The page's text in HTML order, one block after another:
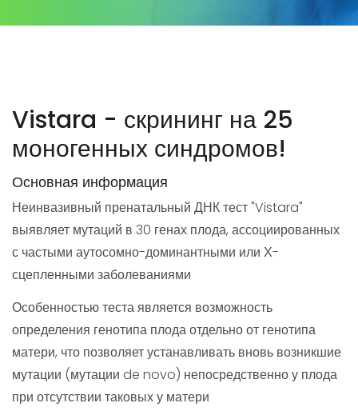
Vistara - скрининг на 25
моногенных синдромов!
Основная информация
Неинвазивный пренатальный ДНК тест "Vistara"
выявляет мутаций в 30 генах плода, ассоциированных
с частыми аутосомно-доминантными или Х-
сцепленными заболеваниями
Особенностью теста является возможность
определения генотипа плода отдельно от генотипа
матери, что позволяет устанавливать вновь возникшие
мутации (мутации de novo) непосредственно у плода
при отсутствии таковых у матери